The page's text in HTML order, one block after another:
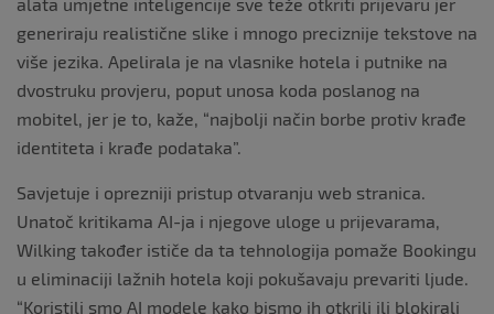
generiraju realistične slike i mnogo preciznije tekstove na
više jezika. Apelirala je na vlasnike hotela i putnike na
dvostruku provjeru, poput unosa koda poslanog na
mobitel, jer je to, kaže, “najbolji način borbe protiv krađe
identiteta i krađe podataka”.
Savjetuje i oprezniji pristup otvaranju web stranica.
Unatoč kritikama AI-ja i njegove uloge u prijevarama,
Wilking također ističe da ta tehnologija pomaže Bookingu
u eliminaciji lažnih hotela koji pokušavaju prevariti ljude.
“Koristili smo AI modele kako bismo ih otkrili ili blokirali